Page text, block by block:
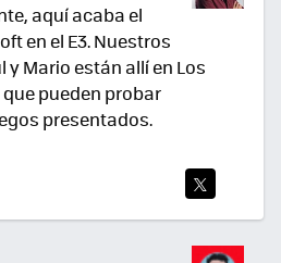
aquí acaba el
en el E3. Nuestros
Mario están allí en Los
pueden probar
presentados.
TEA